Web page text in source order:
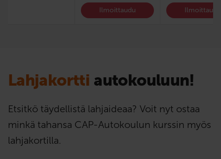
Ilmoittaudu Ilmoittaudu
Lahjakortti autokouluun!
Etsitkö täydellistä lahjaideaa? Voit nyt ostaa
minkä tahansa CAP-Autokoulun kurssin myös
lahjakortilla.